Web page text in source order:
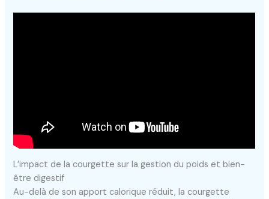
L’impact de la courgette sur la gestion du poids et bien-
être digestif
Au-delà de son apport calorique réduit, la courgette